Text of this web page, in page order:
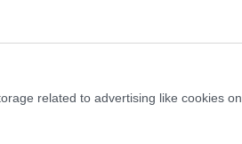
related to advertising like cookies on